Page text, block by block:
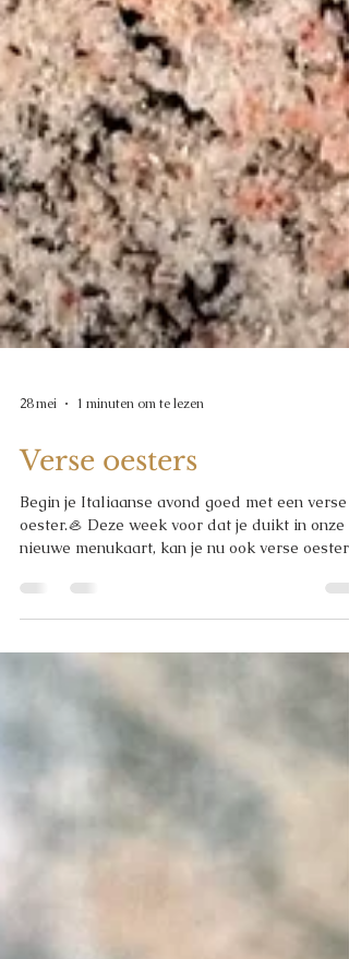
28 mei 1 minuten om te lezen
Verse oesters
Begin je Italiaanse avond goed met een verse
nieuwe menukaart, kan je nu ook verse oesters
bestellen om de avond goed te beginnen!
volledige Italiaanse avond. 🥂🇮🇹 A presto,
#italianfood #italiaansetenutrecht